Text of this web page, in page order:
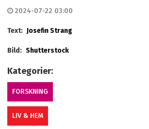
2024-07-22 03:00
Text: Josefin Strang
Bild: Shutterstock
Kategorier:
FORSKNING
LIV & HEM